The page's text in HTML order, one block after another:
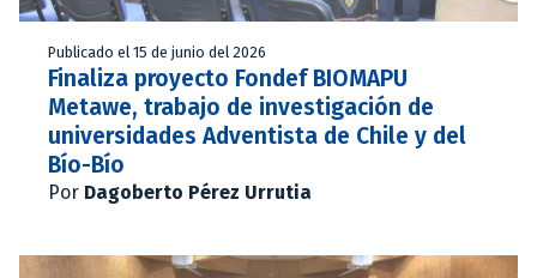
Publicado el 15 de junio del 2026
Finaliza proyecto Fondef BIOMAPU
Metawe, trabajo de investigación de
universidades Adventista de Chile y del
Bío-Bío
Por Dagoberto Pérez Urrutia